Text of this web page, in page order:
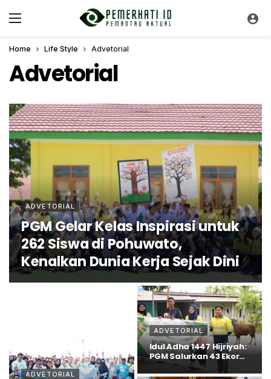
Home Life Style Advetorial
Advetorial
ADVETORIAL
PGM Gelar Kelas Inspirasi untuk
262 Siswa di Pohuwato,
Kenalkan Dunia Kerja Sejak Dini
ADVETORIAL
ADVETORIAL
Idul Adha 1447 Hijriyah:
PGM Salurkan 43 Ekor
Sapi…